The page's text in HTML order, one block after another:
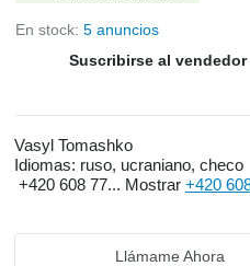
En stock: 5 anuncios
Suscribirse al vendedor
Vasyl Tomashko
Idiomas: ruso, ucraniano, checo
+420 608 77... Mostrar +420
Llámame Ahora